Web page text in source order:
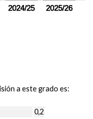
2024/25 2025/26
a este grado es:
0,2